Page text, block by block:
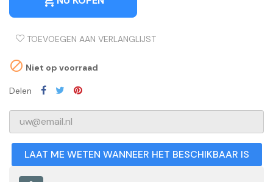
TOEVOEGEN AAN VERLANGLIJST
 Niet op voorraad
Delen
LAAT ME WETEN WANNEER HET BESCHIKBAAR IS